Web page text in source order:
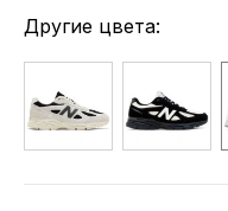
Другие цвета: